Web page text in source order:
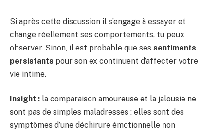
Si après cette discussion il s’engage à essayer et
change réellement ses comportements, tu peux
observer. Sinon, il est probable que ses sentiments
persistants pour son ex continuent d’affecter votre
vie intime.
Insight : la comparaison amoureuse et la jalousie ne
sont pas de simples maladresses : elles sont des
symptômes d’une déchirure émotionnelle non